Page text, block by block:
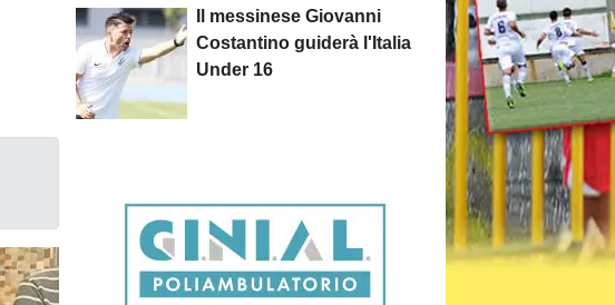
Il messinese Giovanni
Costantino guiderà l'Italia
Under 16